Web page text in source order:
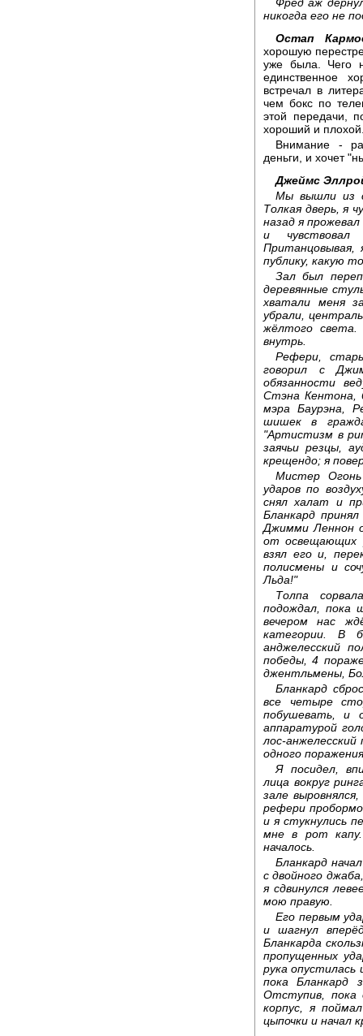
никогда его не
Остап
хорошую
уже была.
Чего
единственное
встречал в
чем бокс по
этой передачи,
хороший и
Внимание -
деньги, и хочет
Джеймс
Мы вышли из
Толкая дверь, я
назад я
и
Пританцовывая,
публику, какую
Зал был
деревянные
хватали меня
убрали,
жёлтого света.
внутрь.
Рефери,
говорил с
обязанности
Стэна Кентона,
мэра Баурэна,
шишек в
"Артистизм в
заячьи резцы,
крещендо; я
Мистер
ударов по
снял халат и
Бланкард
Джимми Леннон
от освещающих
взял его и,
полисмены и
Льда!"
Толпа
подождал, пока
вечером нас
категории. В
анджелесский
победы, 4
джентльмены,
Бланкард
все четыре
побушевать, и
аппаратурой
лос-
одного
Я посидел,
лица вокруг
зале
рефери
и я стукнулись
мне в рот капу.
началось.
Бланкард
с двойного
я сдвинулся
мою правую.
Его первым
и шагнул
Бланкарда
пропущенных
рука
пока Бланкард
Отступив, пока
корпус, я
цыпочки и начал